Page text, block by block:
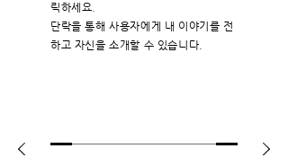
릭하세요.
단락을 통해 사용자에게 내 이야기를 전
하고 자신을 소개할 수 있습니다.